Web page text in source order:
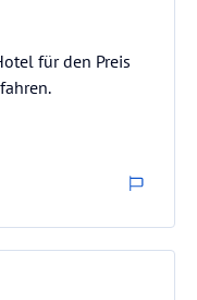
für den Preis